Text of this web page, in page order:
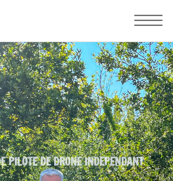
PILOTE DE DRONE INDEPENDANT